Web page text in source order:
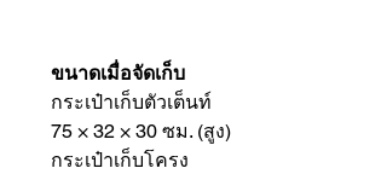
ขนาดเมื่อจัดเก็บ
กระเป๋าเก็บตัวเต็นท์
75 × 32 × 30 ซม. (สูง)
กระเป๋าเก็บโครง